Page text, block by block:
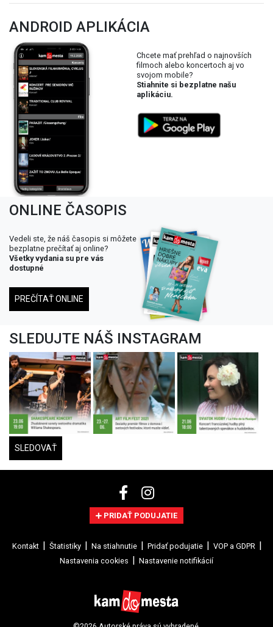
ANDROID APLIKÁCIA
Chcete mať prehľad o najnovších
filmoch alebo koncertoch aj vo
svojom mobile?
Stiahnite si bezplatne našu
aplikáciu.
ONLINE ČASOPIS
Vedeli ste, že náš časopis si môžete
bezplatne prečítať aj online?
Všetky vydania su pre vás
dostupné
PREČÍTAŤ ONLINE
SLEDUJTE NÁŠ INSTAGRAM
SLEDOVAŤ
PRIDAŤ PODUJATIE
Kontakt Štatistiky Na stiahnutie Pridať podujatie
VOP a GDPR
Nastavenia cookies
Nastavenie notifikácií